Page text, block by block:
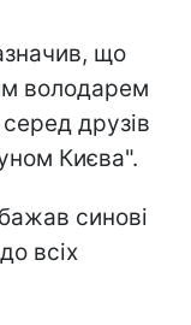
що
володарем
друзів
Києва".
синові
всіх